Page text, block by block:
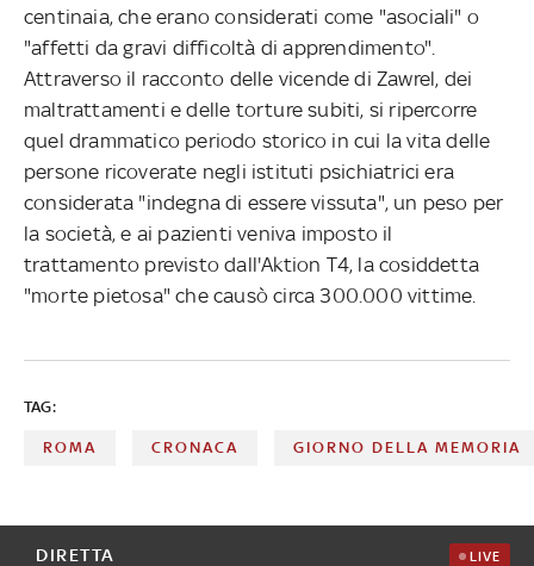
centinaia, che erano considerati come "asociali" o
"affetti da gravi difficoltà di apprendimento".
Attraverso il racconto delle vicende di Zawrel, dei
maltrattamenti e delle torture subiti, si ripercorre
quel drammatico periodo storico in cui la vita delle
persone ricoverate negli istituti psichiatrici era
considerata "indegna di essere vissuta", un peso per
la società, e ai pazienti veniva imposto il
trattamento previsto dall'Aktion T4, la cosiddetta
"morte pietosa" che causò circa 300.000 vittime.
TAG:
ROMA CRONACA GIORNO DELLA MEMORIA
DIRETTA LIVE